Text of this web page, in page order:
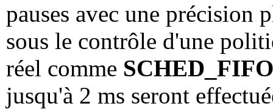
pauses avec une précision
sous le contrôle d'une
réel comme SCHED_FIFO
jusqu'à 2 ms seront